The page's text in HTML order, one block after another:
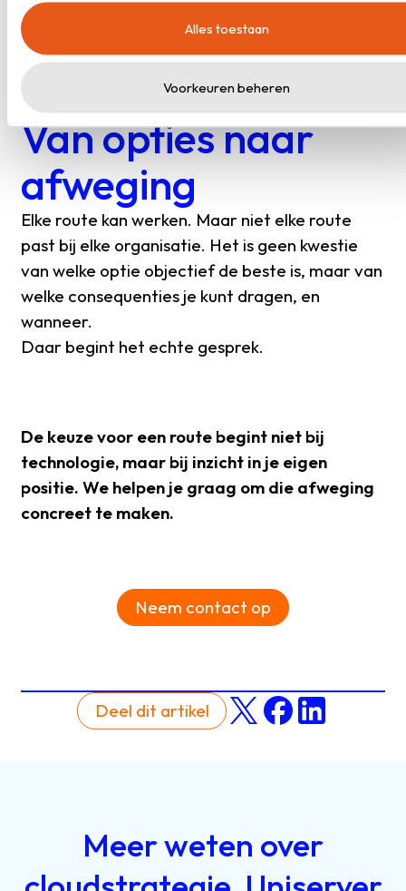
Alles toestaan
Voorkeuren beheren
keuze zelf, maar het moment waarop je hem
moet maken.
Van opties naar
afweging
Elke route kan werken. Maar niet elke route
past bij elke organisatie. Het is geen kwestie
van welke optie objectief de beste is, maar van
welke consequenties je kunt dragen, en
wanneer.
Daar begint het echte gesprek.
De keuze voor een route begint niet bij
technologie, maar bij inzicht in je eigen
positie. We helpen je graag om die afweging
concreet te maken.
Neem contact op
Deel dit artikel
Meerweten over